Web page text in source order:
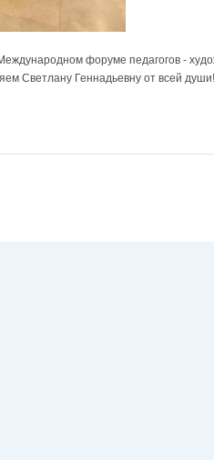
форуме педагогов -
Светлану Геннадьевну от всей души!